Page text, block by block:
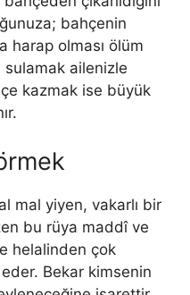
bahçenin
harap olması ölüm
sulamak ailenizle
kazmak ise büyük
mal yiyen, vakarlı bir
bu rüya maddî ve
helalinden çok
Bekar kimsenin